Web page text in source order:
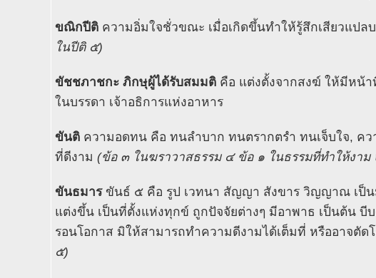
ขณิกปีติ ความอิ่มใจชั่วขณะ เมื่อเกิดขึ้นทำให้รู้สึกเสียวแปล
ในปีติ ๕)
ขัชชภาชกะ ภิกษุผู้ได้รับสมมติ คือ แต่งตั้งจากสงฆ์ ให้มีหน้
ในบรรดา เจ้าอธิการแห่งอาหาร
ขันติ ความอดทน คือ ทนลำบาก ทนตรากตรำ ทนเจ็บใจ, คว
ที่ดีงาม (ข้อ ๓ ในฆราวาสธรรม ๔ ข้อ ๑ ในธรรมที่ทำให้งาม
ขันธมารขันธ์ ๕ คือ รูป เวทนา สัญญา สังขาร วิญญาณ เป็น
แต่งขึ้น เป็นที่ตั้งแห่งทุกข์ ถูกปัจจัยต่างๆ มีอาพาธ เป็นต้น บี
รอนโอกาส มิให้สามารถทำความดีงามได้เต็มที่ หรืออาจตัด
๕)